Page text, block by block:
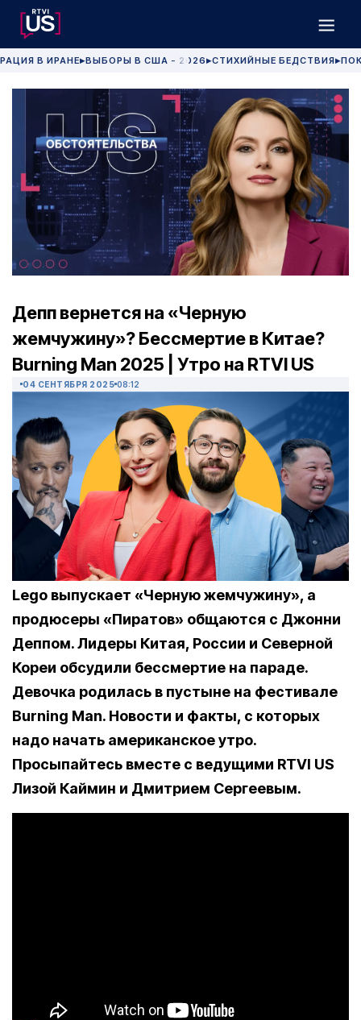
В ИРАНЕ▶ВЫБОРЫ В США - 2026 ▶СТИХИЙНЫЕ БЕДСТВИЯ▶
Депп вернется на «Черную
жемчужину»? Бессмертие в Китае?
Burning Man 2025 | Утро на RTVI US
04 СЕНТЯБРЯ 2025 08:12
Lego выпускает «Черную жемчужину», а
продюсеры «Пиратов» общаются с Джонни
Деппом. Лидеры Китая, России и Северной
Кореи обсудили бессмертие на параде.
Девочка родилась в пустыне на фестивале
Burning Man. Новости и факты, с которых
надо начать американское утро.
Просыпайтесь вместе с ведущими RTVI US
Лизой Каймин и Дмитрием Сергеевым.